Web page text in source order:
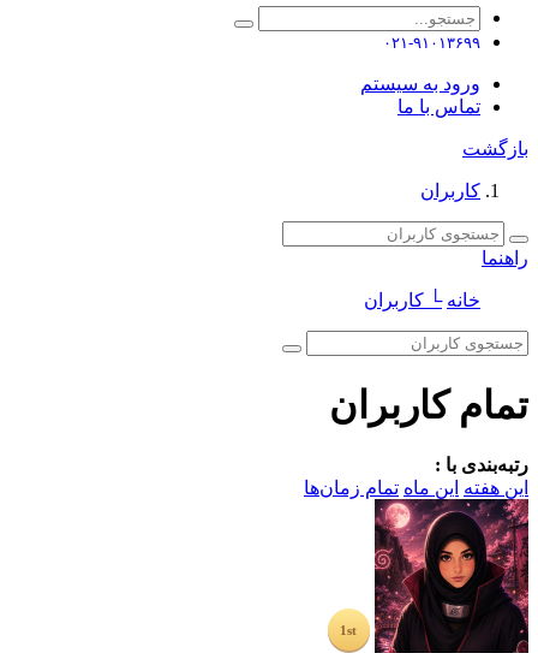
۰۲۱-۹۱۰۱۳۶۹۹
ورود به سیستم
تماس با ما
بازگشت
کاربران
راهنما
خانه └ کاربران
تمام کاربران
رتبه‌بندی با :
این هفته این ماه تمام زمان‌ها